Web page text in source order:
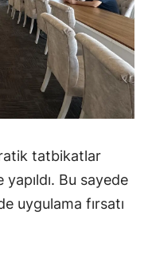
tatbikatlar
Bu sayede
uygulama fırsatı